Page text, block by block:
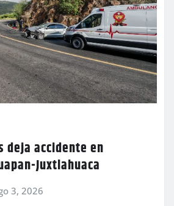
deja accidente en
Juxtlahuaca
3, 2026